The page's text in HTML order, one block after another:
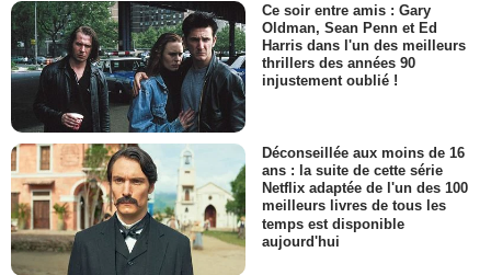
Ce soir entre amis : Gary
Oldman, Sean Penn et Ed
Harris dans l'un des meilleurs
thrillers des années 90
injustement oublié !
Déconseillée aux moins de 16
ans : la suite de cette série
Netflix adaptée de l'un des 100
meilleurs livres de tous les
temps est disponible
aujourd'hui